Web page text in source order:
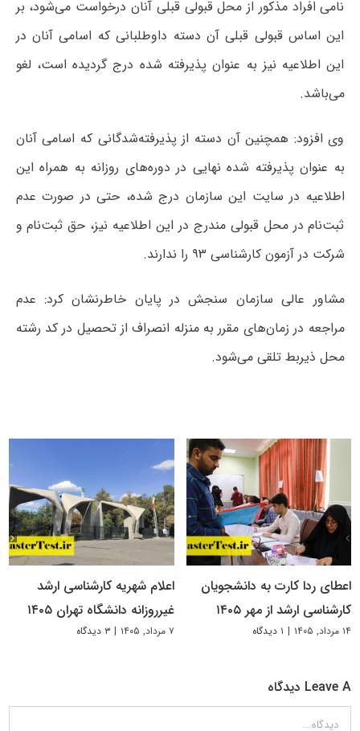
نامی افراد مذکور از محل قبولی قبلی آنان درخواست می‌شود، بر
این اساس قبولی قبلی آن دسته داوطلبانی که اسامی آنان در
این اطلاعیه نیز به عنوان پذیرفته شده درج گردیده است، لغو
می‌باشد.
وی افزود: همچنین آن دسته از پذیرفته‌شدگانی که اسامی آنان
به عنوان پذیرفته شده نهایی در دوره‌های روزانه به همراه این
اطلاعیه در سایت این سازمان درج شده، حتی در صورت عدم
ثبت‌نام در محل قبولی مندرج در این اطلاعیه نیز، حق ثبت‌نام و
شرکت در آزمون کارشناسی ۹۳ را ندارند.
مشاور عالی سازمان سنجش در پایان خاطرنشان کرد: عدم
مراجعه در زمان‌های مقرر به منزله انصراف از تحصیل در کد رشته
محل ذیربط تلقی می‌شود.
اعطای ردا کارت به دانشجویان
کارشناسی ارشد از مهر ۱۴۰۵
۱۴ مرداد, ۱۴۰۵ | ۱ دیدگاه
اعلام شهریه کارشناسی ارشد
غیرروزانه دانشگاه تهران ۱۴۰۵
۷ مرداد, ۱۴۰۵ | ۳ دیدگاه
Leave A دیدگاه
دیدگاه